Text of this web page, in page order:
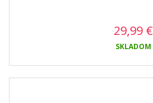
29,99 €
SKLADOM